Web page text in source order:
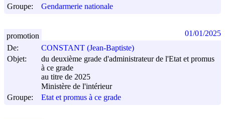
Groupe:
Gendarmerie nationale
De:
CONSTANT (Jean-Baptiste)
Objet:
du deuxième grade d'administrateur de l'Etat et promus
à ce grade
au titre de 2025
Ministère de l'intérieur
Groupe:
Etat et promus à ce grade
promotion 01/01/2025